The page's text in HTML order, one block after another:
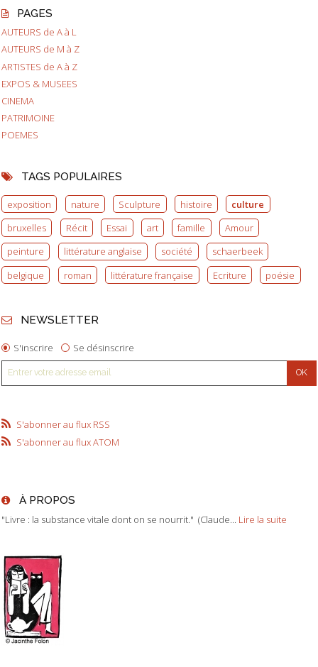
PAGES
AUTEURS de A à L
AUTEURS de M à Z
ARTISTES de A à Z
EXPOS & MUSEES
CINEMA
PATRIMOINE
POEMES
TAGS POPULAIRES
exposition nature Sculpture histoire
culture
bruxelles
Récit Essai art famille
Amour
peinture
littérature anglaise société
schaerbeek
belgique
roman littérature française Ecriture poésie
NEWSLETTER
S'inscrire Se désinscrire
S'abonner au flux RSS
S'abonner au flux ATOM
À PROPOS
"Livre : la substance vitale dont on se nourrit." (Claude... Lire la suite